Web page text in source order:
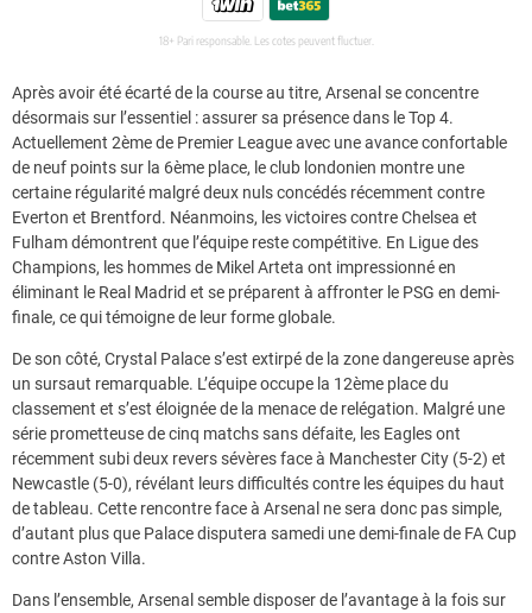
Après avoir été écarté de la course au titre, Arsenal se concentre
désormais sur l’essentiel : assurer sa présence dans le Top 4.
Actuellement 2ème de Premier League avec une avance confortable
de neuf points sur la 6ème place, le club londonien montre une
certaine régularité malgré deux nuls concédés récemment contre
Everton et Brentford. Néanmoins, les victoires contre Chelsea et
Fulham démontrent que l’équipe reste compétitive. En Ligue des
Champions, les hommes de Mikel Arteta ont impressionné en
éliminant le Real Madrid et se préparent à affronter le PSG en demi-
finale, ce qui témoigne de leur forme globale.
De son côté, Crystal Palace s’est extirpé de la zone dangereuse après
un sursaut remarquable. L’équipe occupe la 12ème place du
classement et s’est éloignée de la menace de relégation. Malgré une
série prometteuse de cinq matchs sans défaite, les Eagles ont
récemment subi deux revers sévères face à Manchester City (5-2) et
Newcastle (5-0), révélant leurs difficultés contre les équipes du haut
de tableau. Cette rencontre face à Arsenal ne sera donc pas simple,
d’autant plus que Palace disputera samedi une demi-finale de FA Cup
contre Aston Villa.
Dans l’ensemble, Arsenal semble disposer de l’avantage à la fois sur